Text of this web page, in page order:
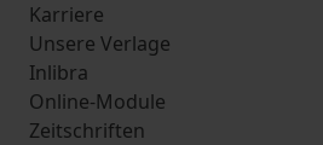
Karriere
Unsere Verlage
Inlibra
Online-Module
Zeitschriften